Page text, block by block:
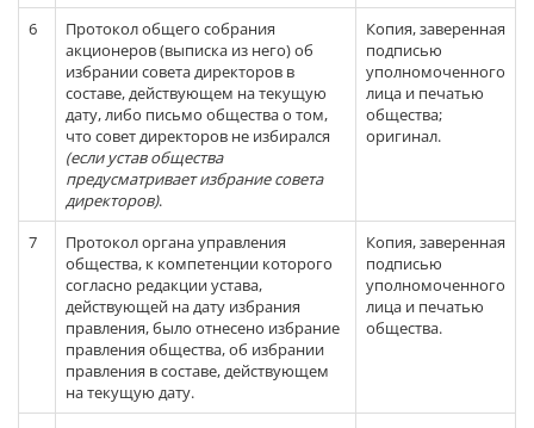
6
Протокол общего собрания
акционеров (выписка из него) об
избрании совета директоров в
составе, действующем на текущую
дату, либо письмо общества о том,
что совет директоров не избирался
(если устав общества
предусматривает избрание совета
директоров).
Копия, заверенная
подписью
уполномоченного
лица и печатью
общества;
оригинал.
7
Протокол органа управления
общества, к компетенции которого
согласно редакции устава,
действующей на дату избрания
правления, было отнесено избрание
правления общества, об избрании
правления в составе, действующем
на текущую дату.
Копия, заверенная
подписью
уполномоченного
лица и печатью
общества.